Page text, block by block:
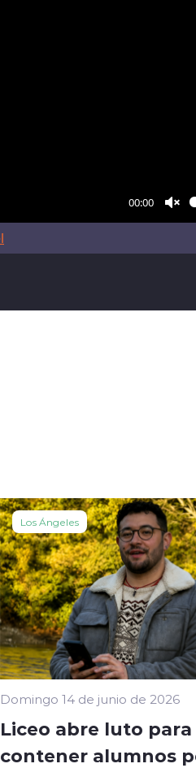
Los Ángeles
Domingo 14 de junio de 2026
Liceo abre luto para
contener alumnos